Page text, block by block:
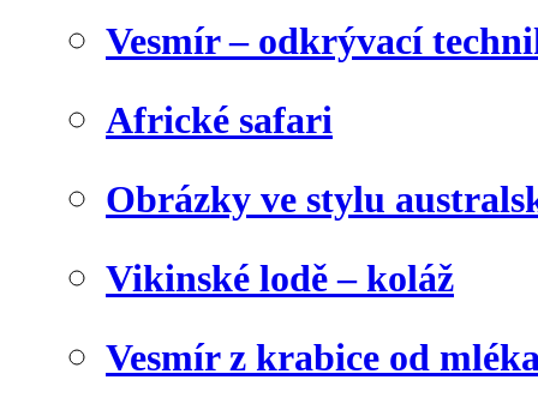
Vesmír – odkrývací
Africké safari
Obrázky ve stylu
Vikinské lodě – koláž
Vesmír z krabice od